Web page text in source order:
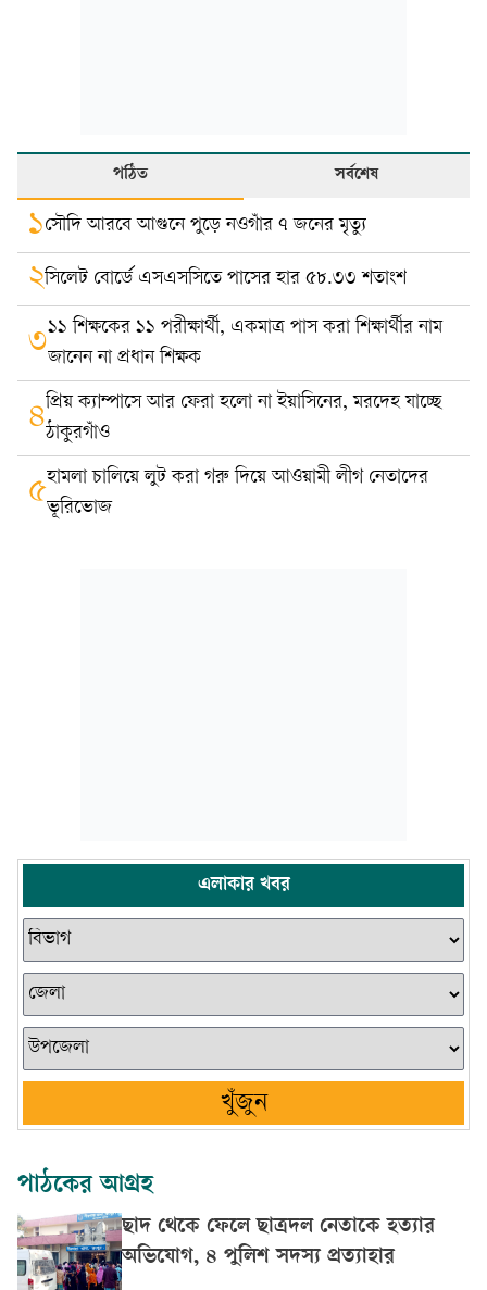
পঠিত সর্বশেষ
১সৌদি আরবে আগুনে পুড়ে নওগাঁর ৭ জনের মৃত্যু
২সিলেট বোর্ডে এসএসসিতে পাসের হার ৫৮.৩৩ শতাংশ
৩১১ শিক্ষকের ১১ পরীক্ষার্থী, একমাত্র পাস করা শিক্ষার্থীর নাম
জানেন না প্রধান শিক্ষক
৪প্রিয় ক্যাম্পাসে আর ফেরা হলো না ইয়াসিনের, মরদেহ যাচ্ছে
ঠাকুরগাঁও
৫হামলা চালিয়ে লুট করা গরু দিয়ে আওয়ামী লীগ নেতাদের
ভূরিভোজ
এলাকার খবর
খুঁজুন
পাঠকের আগ্রহ
ছাদ থেকে ফেলে ছাত্রদল নেতাকে হত্যার
অভিযোগ, ৪ পুলিশ সদস্য প্রত্যাহার